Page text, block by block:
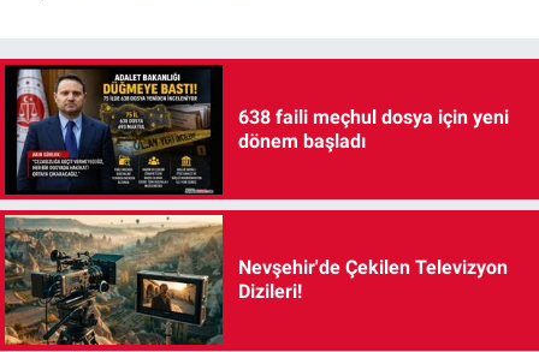
638 faili meçhul dosya için yeni
dönem başladı
Nevşehir'de Çekilen Televizyon
Dizileri!